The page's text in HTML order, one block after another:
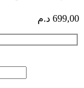
699,00 د.م